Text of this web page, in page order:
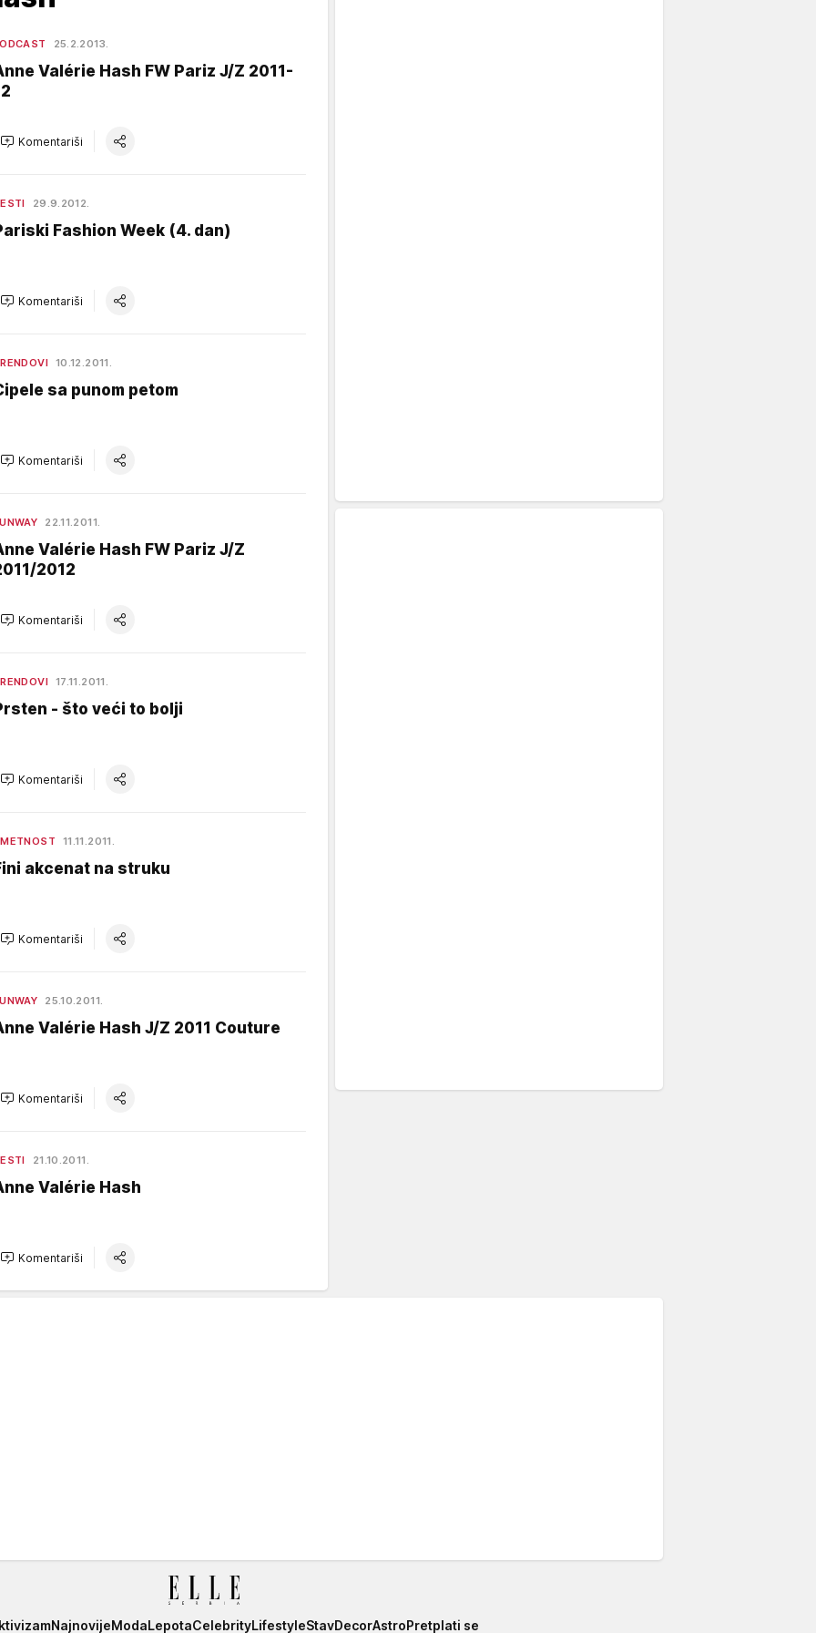
25.2.2013.
Valérie Hash FW Pariz J/Z 2011-
Komentariši
29.9.2012.
Fashion Week (4. dan)
Komentariši
10.12.2011.
sa punom petom
Komentariši
22.11.2011.
Valérie Hash FW Pariz J/Z
2012
Komentariši
17.11.2011.
- što veći to bolji
Komentariši
11.11.2011.
akcenat na struku
Komentariši
25.10.2011.
Valérie Hash J/Z 2011 Couture
Komentariši
21.10.2011.
Valérie Hash
Komentariši
NajnovijeModaLepotaCelebrityLifestyleStavDecorAstroPretplati se